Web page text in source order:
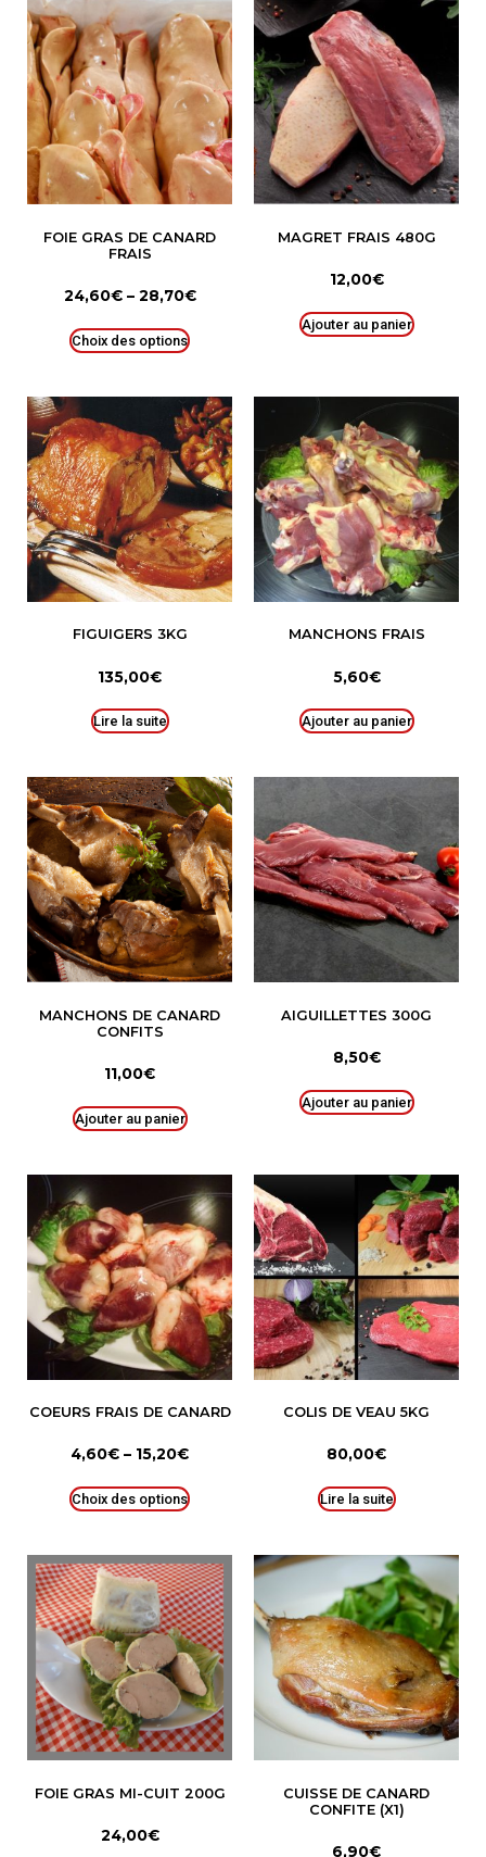
FOIE GRAS DE CANARD
FRAIS
24,60€– 28,70€
Choix des options
MAGRET FRAIS 480G
12,00€
Ajouter au panier
FIGUIGERS 3KG
135,00€
Lire la suite
MANCHONS FRAIS
5,60€
Ajouter au panier
MANCHONS DE CANARD
CONFITS
11,00€
Ajouter au panier
AIGUILLETTES 300G
8,50€
Ajouter au panier
COEURS FRAIS DE CANARD
4,60€ – 15,20€
Choix des options
COLIS DE VEAU 5KG
80,00€
Lire la suite
FOIE GRAS MI-CUIT 200G
24,00€
CUISSE DE CANARD
CONFITE (X1)
6,90€